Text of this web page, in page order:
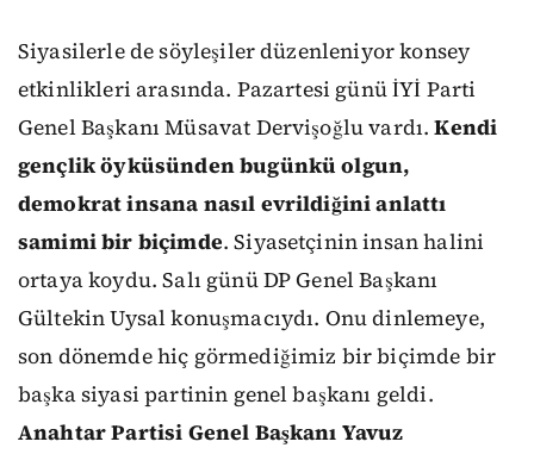
Siyasilerle de söyleşiler düzenleniyor konsey
etkinlikleri arasında. Pazartesi günü İYİ Parti
Genel Başkanı Müsavat Dervişoğlu vardı.Kendi
gençlik öyküsünden bugünkü olgun,
demokrat insana nasıl evrildiğini anlattı
samimi bir biçimde. Siyasetçinin insan halini
ortaya koydu. Salı günü DP Genel Başkanı
Gültekin Uysal konuşmacıydı. Onu dinlemeye,
son dönemde hiç görmediğimiz bir biçimde bir
başka siyasi partinin genel başkanı geldi.
Anahtar Partisi Genel Başkanı Yavuz